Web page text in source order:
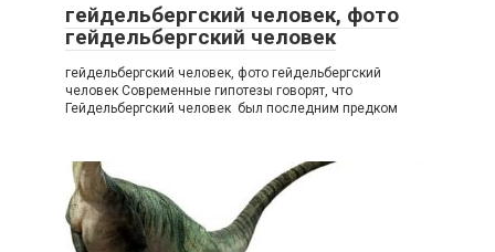
гейдельбергский человек, фото
гейдельбергский человек
гейдельбергский человек, фото гейдельбергский
человек Современные гипотезы говорят, что
Гейдельбергский человек был последним предком